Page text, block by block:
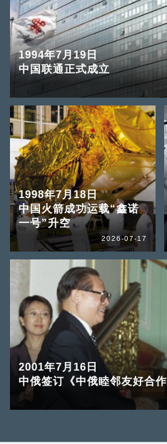
1994年7月19日
中国联通正式成立
1998年7月18日
中国火箭成功运载“鑫诺
一号”升空
2026-07-17
2001年7月16日
中俄签订《中俄睦邻友好合